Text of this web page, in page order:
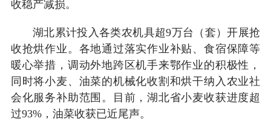
收稳产减损。
湖北累计投入各类农机具超9万台（套）开展抢
收抢烘作业。各地通过落实作业补贴、食宿保障等
暖心举措，调动外地跨区机手来鄂作业的积极性，
同时将小麦、油菜的机械化收割和烘干纳入农业社
会化服务补助范围。目前，湖北省小麦收获进度超
过93%，油菜收获已近尾声。